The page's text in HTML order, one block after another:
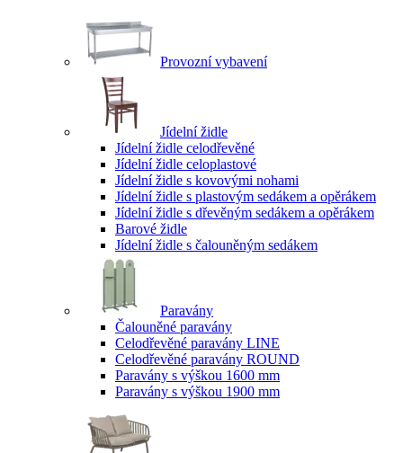
Provozní vybavení
Jídelní židle
Jídelní židle celodřevěné
Jídelní židle celoplastové
Jídelní židle s kovovými nohami
Jídelní židle s plastovým sedákem a opěrákem
Jídelní židle s dřevěným sedákem a opěrákem
Barové židle
Jídelní židle s čalouněným sedákem
Paravány
Čalouněné paravány
Celodřevěné paravány LINE
Celodřevěné paravány ROUND
Paravány s výškou 1600 mm
Paravány s výškou 1900 mm